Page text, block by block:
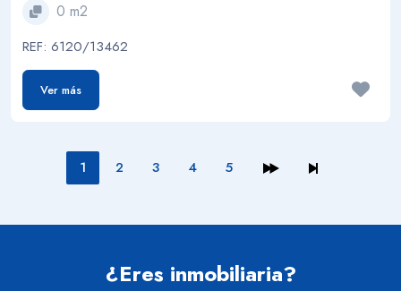
0 m2
REF: 6120/13462
Ver más
1 2 3 4 5
¿Eres inmobiliaria?